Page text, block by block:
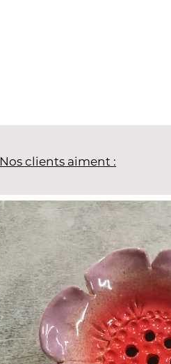
Nos clients aiment :